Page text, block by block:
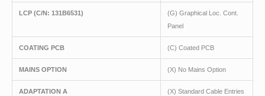
LCP (C/N: 131B6531)
(G) Graphical Loc. Cont.
Panel
COATING PCB (C) Coated PCB
MAINS OPTION (X) No Mains Option
ADAPTATION A (X) Standard Cable Entries